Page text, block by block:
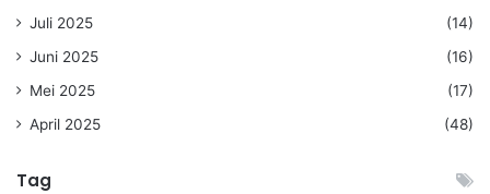
Juli 2025
(14)
Juni 2025
(16)
Mei 2025
(17)
April 2025
(48)
Tag